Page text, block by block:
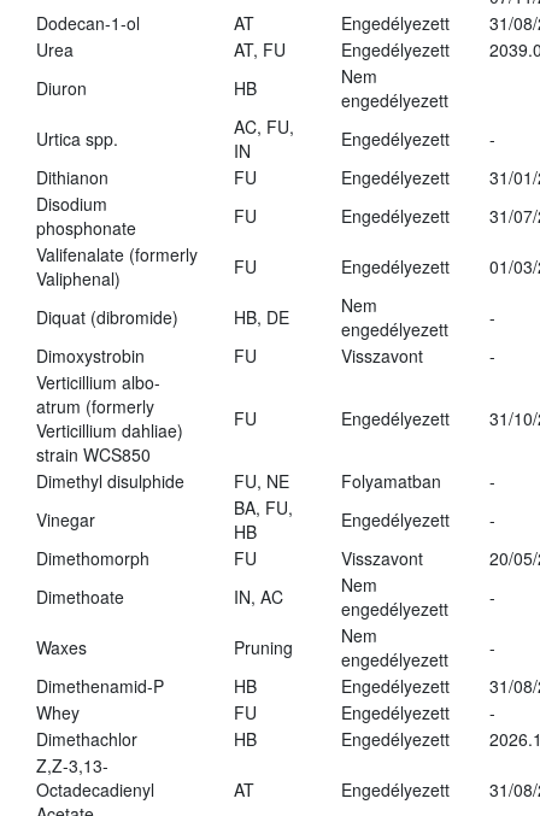
Dodecan-1-ol
AT Engedélyezett
31/
Urea
AT, FU Engedélyezett
Diuron
HB
Nem
engedélyezett
Urtica spp.
AC, FU,
IN
Engedélyezett
-
Dithianon
FU Engedélyezett
31/
Disodium
phosphonate
FU Engedélyezett
31/
Valifenalate (formerly
Valiphenal)
FU Engedélyezett 01/
Diquat (dibromide) HB, DE
Nem
engedélyezett
-
Dimoxystrobin
FU Visszavont
-
Verticillium albo-
atrum (formerly
Verticillium dahliae)
strain WCS850
FU Engedélyezett 31/
Dimethyl disulphide FU, NE Folyamatban
-
Vinegar
BA, FU,
HB
Engedélyezett
-
Dimethomorph
FU Visszavont
20/
Dimethoate
IN, AC
Nem
engedélyezett
-
Waxes Pruning
Nem
engedélyezett
-
Dimethenamid-P
HB Engedélyezett
31/
Whey
FU Engedélyezett
-
Dimethachlor
HB Engedélyezett
Z,Z-3,13-
Octadecadienyl
AT Engedélyezett 31/